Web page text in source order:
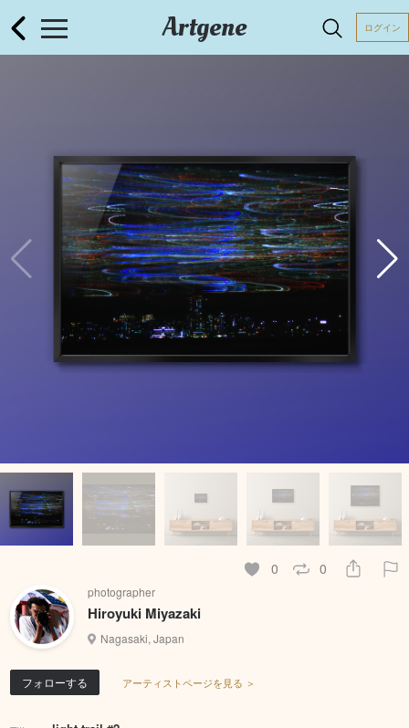
Artgene ログイン
0 0
photographer
Hiroyuki Miyazaki
Nagasaki, Japan
フォローする アーティストページを見る ＞